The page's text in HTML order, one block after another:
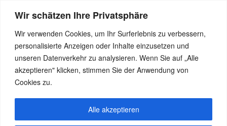
Wir schätzen Ihre Privatsphäre
Wir verwenden Cookies, um Ihr Surferlebnis zu verbessern,
personalisierte Anzeigen oder Inhalte einzusetzen und
unseren Datenverkehr zu analysieren. Wenn Sie auf „Alle
akzeptieren" klicken, stimmen Sie der Anwendung von
Cookies zu.
Alle akzeptieren
Inhalt
springenGASTHOF GRUBER
Menü
KONTAKT
Dein Name (Pflichfeld)